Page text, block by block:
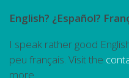
English? ¿Español?
I speak rather good
peu français. Visit the
more.